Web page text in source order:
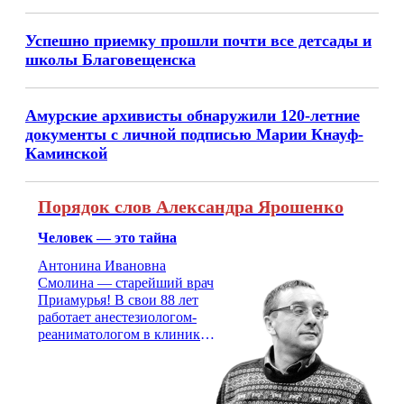
Успешно приемку прошли почти все детсады и
школы Благовещенска
Амурские архивисты обнаружили 120-летние
документы с личной подписью Марии Кнауф-
Каминской
Порядок слов Александра Ярошенко
Человек — это тайна
Антонина Ивановна
Смолина — старейший врач
Приамурья! В свои 88 лет
работает анестезиологом-
реаниматологом в клинике